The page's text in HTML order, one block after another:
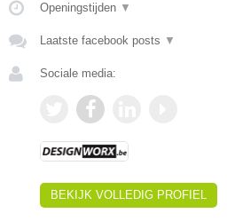
Openingstijden ▼
Laatste facebook posts ▼
Sociale media:
BEKIJK VOLLEDIG PROFIEL